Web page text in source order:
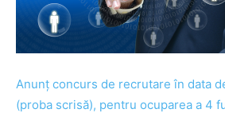
Anunț concurs de recrutare în data
(proba scrisă), pentru ocuparea a 4